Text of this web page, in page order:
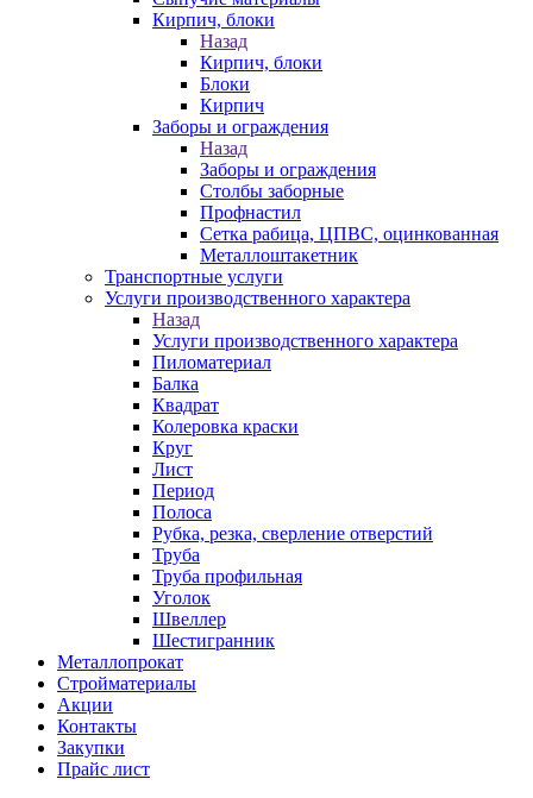
Кирпич, блоки
Назад
Кирпич, блоки
Блоки
Кирпич
Заборы и ограждения
Назад
Заборы и ограждения
Столбы заборные
Профнастил
Сетка рабица, ЦПВС, оцинкованная
Металлоштакетник
Транспортные услуги
Услуги производственного характера
Назад
Услуги производственного характера
Пиломатериал
Балка
Квадрат
Колеровка краски
Круг
Лист
Период
Полоса
Рубка, резка, сверление отверстий
Труба
Труба профильная
Уголок
Швеллер
Шестигранник
Металлопрокат
Стройматериалы
Акции
Контакты
Закупки
Прайс лист